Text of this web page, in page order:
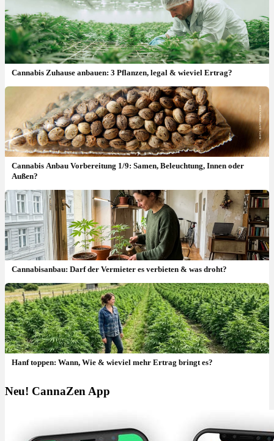
Cannabis Zuhause anbauen: 3 Pflanzen, legal & wieviel Ertrag?
Cannabis Anbau Vorbereitung 1/9: Samen, Beleuchtung, Innen oder
Außen?
Cannabisanbau: Darf der Vermieter es verbieten & was droht?
Hanf toppen: Wann, Wie & wieviel mehr Ertrag bringt es?
Neu! CannaZen App